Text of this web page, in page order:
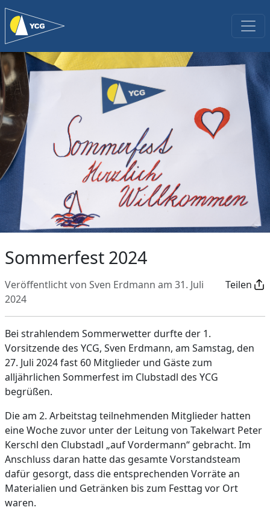
Sommerfest 2024
Veröffentlicht von Sven Erdmann am 31. Juli
2024
Teilen
Bei strahlendem Sommerwetter durfte der 1.
Vorsitzende des YCG, Sven Erdmann, am Samstag, den
27. Juli 2024 fast 60 Mitglieder und Gäste zum
alljährlichen Sommerfest im Clubstadl des YCG
begrüßen.
Die am 2. Arbeitstag teilnehmenden Mitglieder hatten
eine Woche zuvor unter der Leitung von Takelwart Peter
Kerschl den Clubstadl „auf Vordermann“ gebracht. Im
Anschluss daran hatte das gesamte Vorstandsteam
dafür gesorgt, dass die entsprechenden Vorräte an
Materialien und Getränken bis zum Festtag vor Ort
waren.